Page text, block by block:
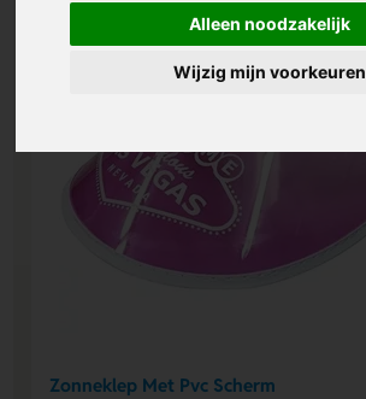
Alleen noodzakelijk
Wijzig mijn voorkeuren
Zonneklep Met Pvc Scherm